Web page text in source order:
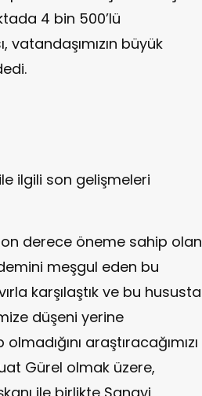
4 bin 500’lü
vatandaşımızın büyük
ilgili son gelişmeleri
derece öneme sahip olan
meşgul eden bu
karşılaştık ve bu hususta
düşeni yerine
araştıracağımızı
Gürel olmak üzere,